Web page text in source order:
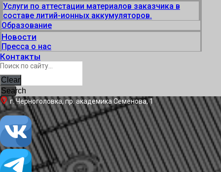
Услуги по аттестации материалов заказчика в
составе литий-ионных аккумуляторов.
Образование
Новости
Пресса о нас
Контакты
Clear
Search
г. Черноголовка, пр. академика Семенова, 1